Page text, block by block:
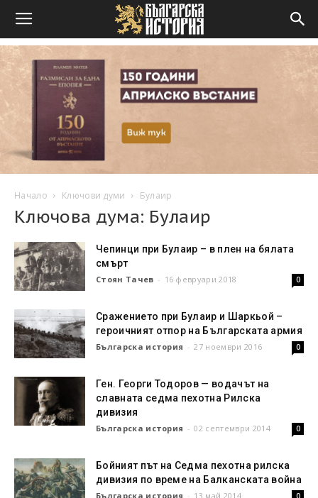
Начало Ключови думи Булаир
Ключова дума: Булаир
Чепинци при Булаир – в плен на бялата
смърт
Стоян Тачев - 16 февруари 2018 0
Сражението при Булаир и Шаркьой –
героичният отпор на Българската армия
Българска история - 27 ноември 2016 0
Ген. Георги Тодоров — водачът на
славната седма пехотна Рилска
дивизия
Българска история - 02 септември 2014 0
Бойният път на Седма пехотна рилска
дивизия по време на Балканската война
Българска история - 13 май 2014 0